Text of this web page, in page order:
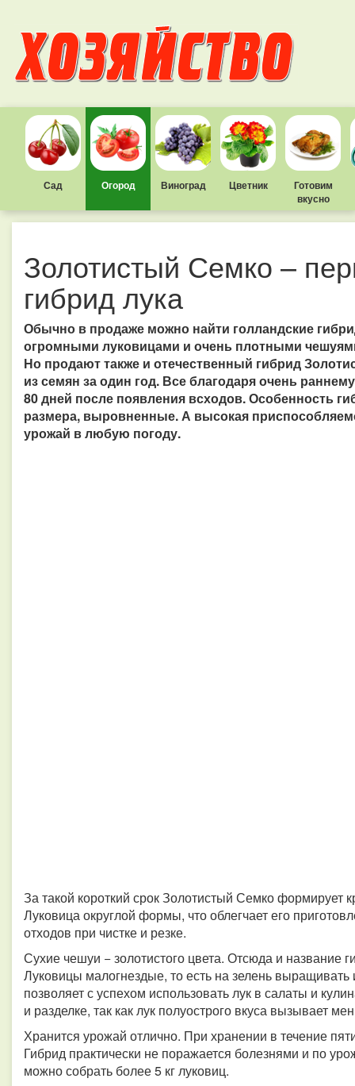
Сад Огород Виноград Цветник
Готовим
вкусно
Золотистый Семко –
гибрид лука
Обычно в продаже можно найти голландские
огромными луковицами и очень плотными
Но продают также и отечественный гибрид
из семян за один год. Все благодаря очень
80 дней после появления всходов. Особенность
размера, выровненные. А высокая
урожай в любую погоду.
За такой короткий срок Золотистый Семко формирует
Луковица округлой формы, что облегчает его
отходов при чистке и резке.
Сухие чешуи − золотистого цвета. Отсюда и название
Луковицы малогнездые, то есть на зелень
позволяет с успехом использовать лук в салаты и
и разделке, так как лук полуострого вкуса вызывает
Хранится урожай отлично. При хранении в течение
Гибрид практически не поражается болезнями и по
можно собрать более 5 кг луковиц.